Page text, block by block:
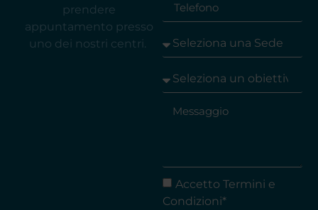
prendere
appuntamento presso
uno dei nostri centri.
Accetto Termini e
Condizioni*